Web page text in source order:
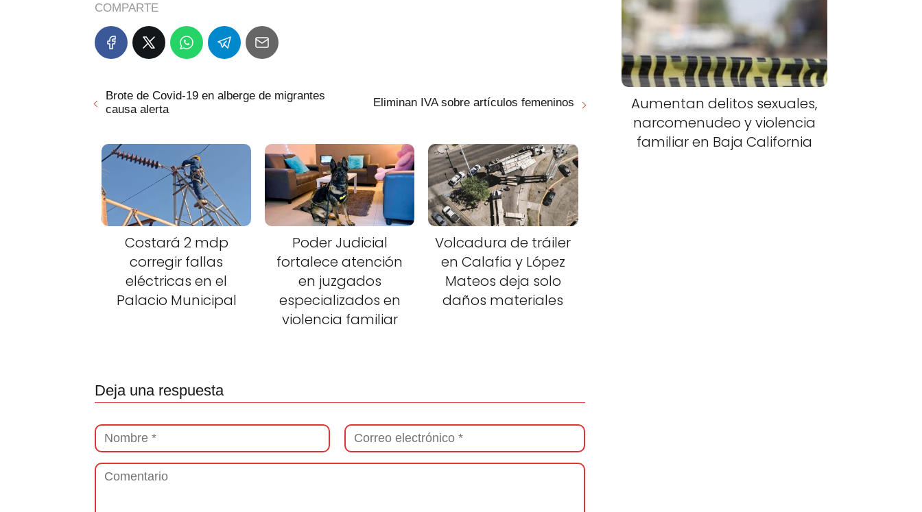
COMPARTE
Brote de Covid-19 en alberge de migrantes
causa alerta
Eliminan IVA sobre artículos femeninos
Costará 2 mdp
corregir fallas
eléctricas en el
Palacio Municipal
Poder Judicial
fortalece atención
en juzgados
especializados en
violencia familiar
Volcadura de tráiler
en Calafia y López
Mateos deja solo
daños materiales
Deja una respuesta
Aumentan delitos sexuales,
narcomenudeo y violencia
familiar en Baja California